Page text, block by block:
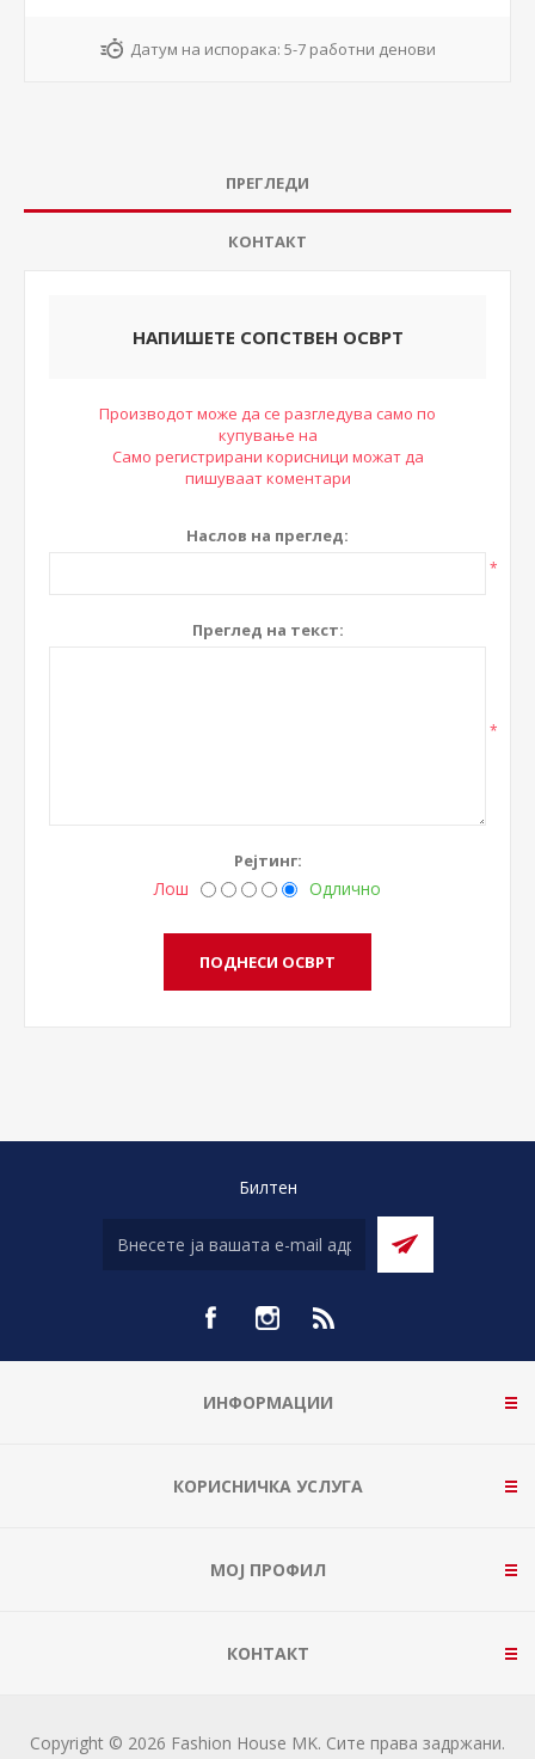
Датум на испорака: 5-7 работни денови
ПРЕГЛЕДИ
КОНТАКТ
НАПИШЕТЕ СОПСТВЕН ОСВРТ
Производот може да се разгледува само по
купување на
Само регистрирани корисници можат да
пишуваат коментари
Наслов на преглед:
*
Преглед на текст:
*
Рејтинг:
Лош Одлично
Билтен
ИНФОРМАЦИИ
КОРИСНИЧКА УСЛУГА
МОЈ ПРОФИЛ
КОНТАКТ
Copyright © 2026 Fashion House MK. Сите права задржани.